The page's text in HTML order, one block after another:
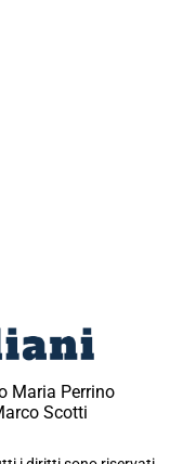
Maria Perrino
Scotti